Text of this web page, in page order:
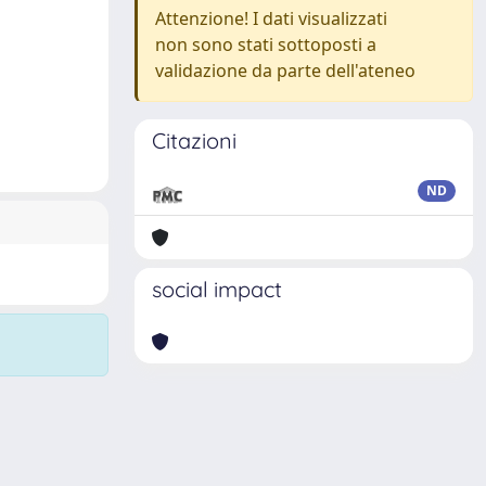
Attenzione! I dati visualizzati
non sono stati sottoposti a
validazione da parte dell'ateneo
Citazioni
ND
social impact